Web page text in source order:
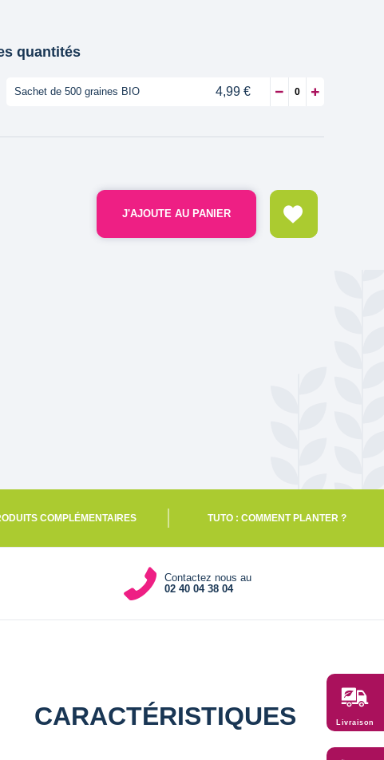
quantités
Sachet de 500 graines BIO 4,99 €
J'AJOUTE AU PANIER
COMPLÉMENTAIRES TUTO : COMMENT PLANTER ?
Contactez nous au
02 40 04 38 04
CARACTÉRISTIQUES Livraison